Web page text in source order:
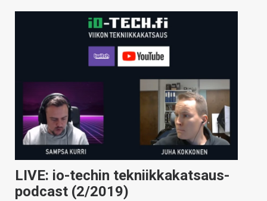
LIVE: io-techin tekniikkakatsaus-
podcast (2/2019)